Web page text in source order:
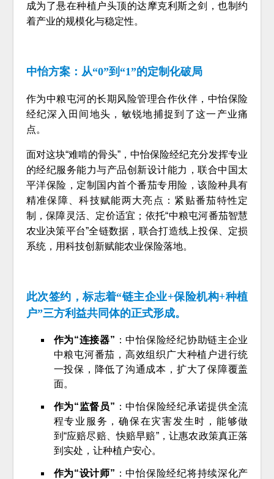
成为了悬在种植户头顶的达摩克利斯之剑，也制约
着产业的规模化与稳定性。
中怡方案：从“0”到“1”的定制化破局
作为中粮屯河的长期风险管理合作伙伴，中怡保险
经纪深入田间地头，敏锐地捕捉到了这一产业痛
点。
面对这块“难啃的骨头”，中怡保险经纪充分发挥专业
的经纪服务能力与产品创新设计能力，联合中国太
平洋保险，定制国内首个番茄专用险，该险种具有
精准保障、科技赋能两大亮点：紧贴番茄特性定
制，保障灵活、定价适宜；依托“中粮屯河番茄智慧
农业决策平台”全链数据，联合打造线上投保、定损
系统，用科技创新赋能农业保险落地。
此次签约，标志着“链主企业+保险机构+种植
户”三方利益共同体的正式形成。
作为“连接器” ：中怡保险经纪协助链主企业
中粮屯河番茄，高效组织广大种植户进行统
一投保，降低了沟通成本，扩大了保障覆盖
面。
作为“监督员” ：中怡保险经纪承诺提供全流
程专业服务，确保在灾害发生时，能够做
到“应赔尽赔、快赔早赔”，让惠农政策真正落
到实处，让种植户安心。
作为“设计师” ：中怡保险经纪将持续深化产